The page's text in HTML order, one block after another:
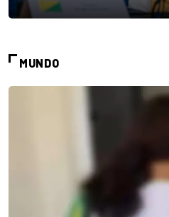
MUNDO